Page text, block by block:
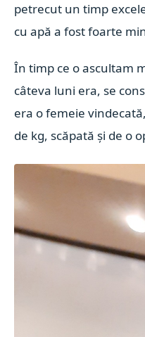
petrecut un timp
cu apă a fost foarte
În timp ce o ascultam
câteva luni era, se
era o femeie
de kg, scăpată și de o